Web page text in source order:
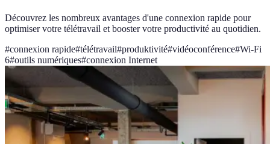
Découvrez les nombreux avantages d'une connexion rapide pour
optimiser votre télétravail et booster votre productivité au quotidien.
#connexion rapide#télétravail#produktivité#vidéoconférence#Wi-Fi
6#outils numériques#connexion Internet